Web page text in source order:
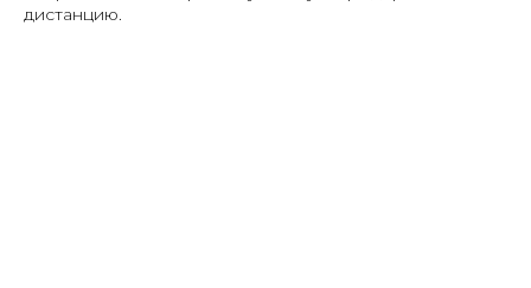
дистанцию.